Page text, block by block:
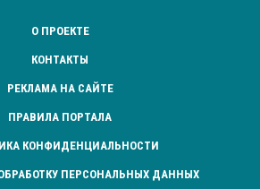
О ПРОЕКТЕ
КОНТАКТЫ
РЕКЛАМА НА САЙТЕ
ПРАВИЛА ПОРТАЛА
КОНФИДЕНЦИАЛЬНОСТИ
ПЕРСОНАЛЬНЫХ ДАННЫХ